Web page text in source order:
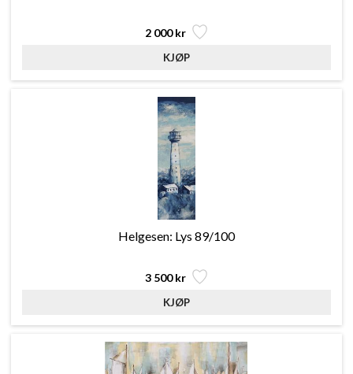
2 000 kr
Helgesen: Lys 89/100
3 500 kr